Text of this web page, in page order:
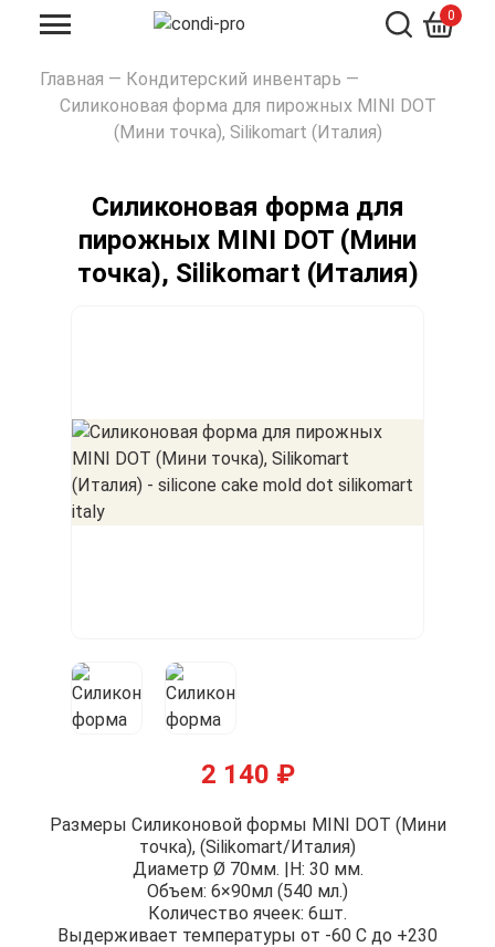
0
Главная — Кондитерский инвентарь —
Силиконовая форма для пирожных MINI DOT
(Мини точка), Silikomart (Италия)
Силиконовая форма для
пирожных MINI DOT (Мини
точка), Silikomart (Италия)
2 140 ₽
Размеры Силиконовой формы MINI DOT (Мини
точка), (Silikomart/Италия)
Диаметр Ø 70мм. |H: 30 мм.
Объем: 6×90мл (540 мл.)
Количество ячеек: 6шт.
Выдерживает температуры от -60 С до +230